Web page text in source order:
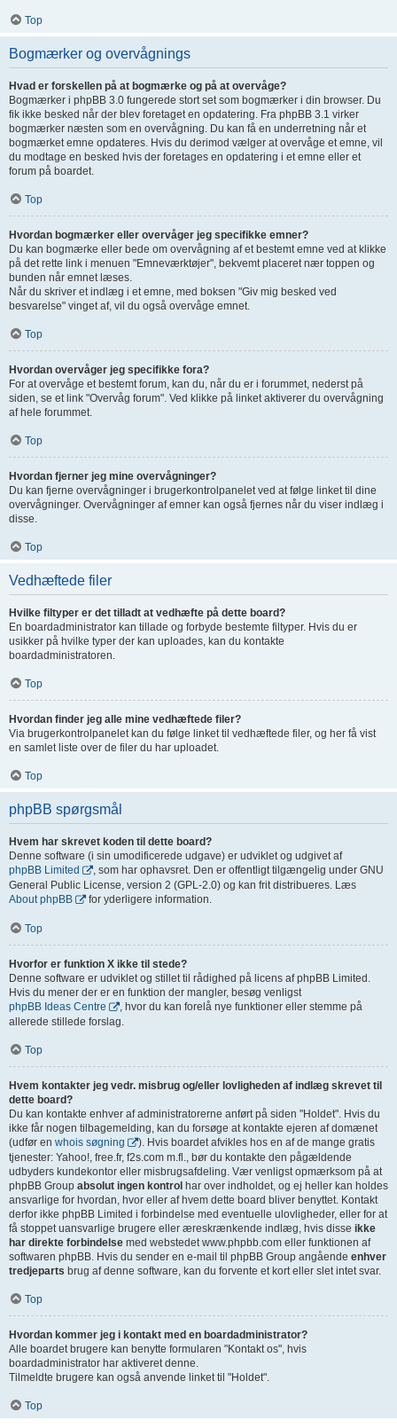
Top
Bogmærker og overvågnings
Hvad er forskellen på at bogmærke og på at overvåge?
Bogmærker i phpBB 3.0 fungerede stort set som bogmærker i din browser. Du
fik ikke besked når der blev foretaget en opdatering. Fra phpBB 3.1 virker
bogmærker næsten som en overvågning. Du kan få en underretning når et
bogmærket emne opdateres. Hvis du derimod vælger at overvåge et emne, vil
du modtage en besked hvis der foretages en opdatering i et emne eller et
forum på boardet.
Top
Hvordan bogmærker eller overvåger jeg specifikke emner?
Du kan bogmærke eller bede om overvågning af et bestemt emne ved at klikke
på det rette link i menuen "Emneværktøjer", bekvemt placeret nær toppen og
bunden når emnet læses.
Når du skriver et indlæg i et emne, med boksen "Giv mig besked ved
besvarelse" vinget af, vil du også overvåge emnet.
Top
Hvordan overvåger jeg specifikke fora?
For at overvåge et bestemt forum, kan du, når du er i forummet, nederst på
siden, se et link "Overvåg forum". Ved klikke på linket aktiverer du overvågning
af hele forummet.
Top
Hvordan fjerner jeg mine overvågninger?
Du kan fjerne overvågninger i brugerkontrolpanelet ved at følge linket til dine
overvågninger. Overvågninger af emner kan også fjernes når du viser indlæg i
disse.
Top
Vedhæftede filer
Hvilke filtyper er det tilladt at vedhæfte på dette board?
En boardadministrator kan tillade og forbyde bestemte filtyper. Hvis du er
usikker på hvilke typer der kan uploades, kan du kontakte
boardadministratoren.
Top
Hvordan finder jeg alle mine vedhæftede filer?
Via brugerkontrolpanelet kan du følge linket til vedhæftede filer, og her få vist
en samlet liste over de filer du har uploadet.
Top
phpBB spørgsmål
Hvem har skrevet koden til dette board?
Denne software (i sin umodificerede udgave) er udviklet og udgivet af
phpBB Limited
, som har ophavsret. Den er offentligt tilgængelig under GNU
General Public License, version 2 (GPL-2.0) og kan frit distribueres. Læs
About phpBB
for yderligere information.
Top
Hvorfor er funktion X ikke til stede?
Denne software er udviklet og stillet til rådighed på licens af phpBB Limited.
Hvis du mener der er en funktion der mangler, besøg venligst
phpBB Ideas Centre
, hvor du kan forelå nye funktioner eller stemme på
allerede stillede forslag.
Top
Hvem kontakter jeg vedr. misbrug og/eller lovligheden af indlæg skrevet til
dette board?
Du kan kontakte enhver af administratorerne anført på siden "Holdet". Hvis du
ikke får nogen tilbagemelding, kan du forsøge at kontakte ejeren af domænet
(udfør en whois søgning
). Hvis boardet afvikles hos en af de mange gratis
tjenester: Yahoo!, free.fr, f2s.com m.fl., bør du kontakte den pågældende
udbyders kundekontor eller misbrugsafdeling. Vær venligst opmærksom på at
phpBB Group absolut ingen kontrol har over indholdet, og ej heller kan holdes
ansvarlige for hvordan, hvor eller af hvem dette board bliver benyttet. Kontakt
derfor ikke phpBB Limited i forbindelse med eventuelle ulovligheder, eller for at
få stoppet uansvarlige brugere eller æreskrænkende indlæg, hvis disse ikke
har direkte forbindelse med webstedet www.phpbb.com eller funktionen af
softwaren phpBB. Hvis du sender en e-mail til phpBB Group angående enhver
tredjeparts brug af denne software, kan du forvente et kort eller slet intet svar.
Top
Hvordan kommer jeg i kontakt med en boardadministrator?
Alle boardet brugere kan benytte formularen "Kontakt os", hvis
boardadministrator har aktiveret denne.
Tilmeldte brugere kan også anvende linket til "Holdet".
Top